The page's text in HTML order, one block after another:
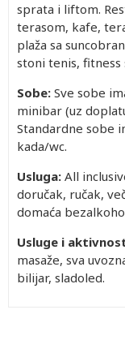
sprata i liftom.
terasom, kafe,
plaža sa
stoni tenis, fitness
Sobe: Sve sobe
minibar (uz
Standardne sobe
kada/wc.
Usluga: All
doručak, ručak,
domaća
Usluge i
masaže, sva
bilijar, sladoled.